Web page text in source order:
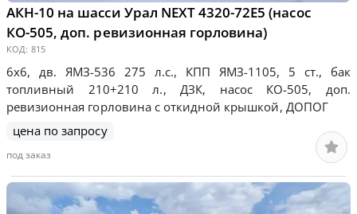
АКН-10 на шасси Урал NEXT 4320-72Е5 (насос
КО-505, доп. ревизионная горловина)
КОД: 815
6х6, дв. ЯМЗ-536 275 л.с., КПП ЯМЗ-1105, 5 ст., бак
топливный 210+210 л., ДЗК, насос КО-505, доп.
ревизионная горловина с откидной крышкой, ДОПОГ
цена по запросу
под заказ